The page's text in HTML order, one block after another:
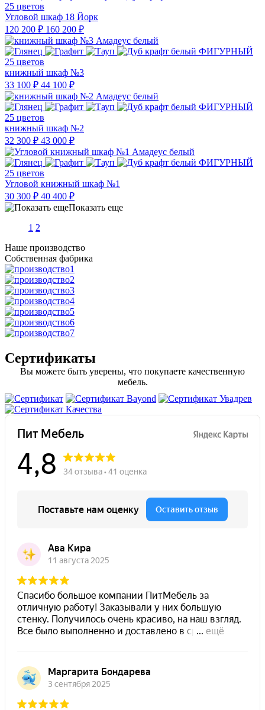
25 цветов
Угловой шкаф 18 Йорк
120 200 ₽ 160 200 ₽
25 цветов
книжный шкаф №3
33 100 ₽ 44 100 ₽
25 цветов
книжный шкаф №2
32 300 ₽ 43 000 ₽
25 цветов
Угловой книжный шкаф №1
30 300 ₽ 40 400 ₽
Показать еще
1 2
Наше производство
Собственная фабрика
Сертификаты
Вы можете быть уверены, что покупаете качественную
мебель.